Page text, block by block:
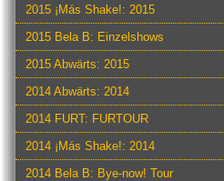
2015 ¡Más Shake!: 2015
2015 Bela B: Einzelshows
2015 Abwärts: 2015
2014 Abwärts: 2014
2014 FURT: FURTOUR
2014 ¡Más Shake!: 2014
2014 Bela B: Bye-now! Tour